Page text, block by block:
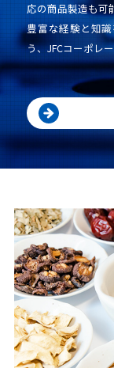
応の商品製造も可
豊富な経験と知
う、JFCコーポレ